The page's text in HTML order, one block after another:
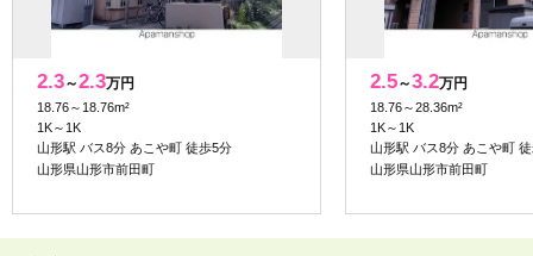
2.3～2.3万円
18.76～18.76m²
1K～1K
山形駅 バス8分 あこや町 徒歩5分
山形県山形市前田町
2.5～3.2万円
18.76～28.36m²
1K～1K
山形駅 バス8分 あこや町
山形県山形市前田町